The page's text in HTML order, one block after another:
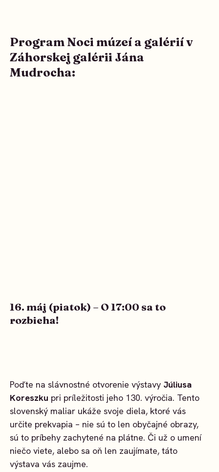
Program Noci múzeí a galérií v
Záhorskej galérii Jána
Mudrocha:
16. máj (piatok) – O 17:00 sa to
rozbieha!
Poďte na slávnostné otvorenie výstavy Júliusa
Koreszku pri príležitosti jeho 130. výročia. Tento
slovenský maliar ukáže svoje diela, ktoré vás
určite prekvapia – nie sú to len obyčajné obrazy,
sú to príbehy zachytené na plátne. Či už o umení
niečo viete, alebo sa oň len zaujímate, táto
výstava vás zaujme.